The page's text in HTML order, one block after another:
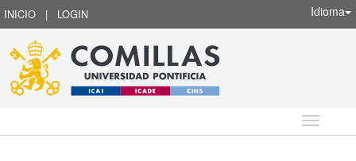
INICIO | LOGIN Idioma
Idioma